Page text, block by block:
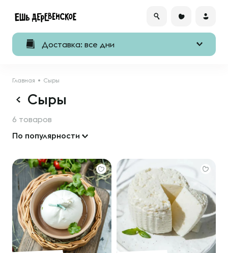
Доставка: все дни
Главная Сыры
Сыры
6 товаров
По популярности